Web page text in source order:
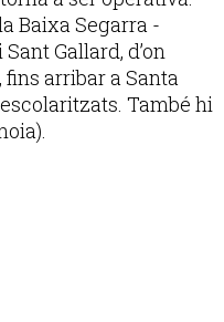
Baixa Segarra -
Gallard, d’on
arribar a Santa
També hi